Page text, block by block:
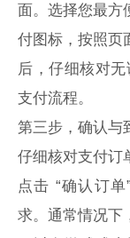
面。选择您最方
付图标，按照页
后，仔细核对
支付流程。
第三步，确认与
仔细核对支付订
点击 “确认订
求。通常情况下